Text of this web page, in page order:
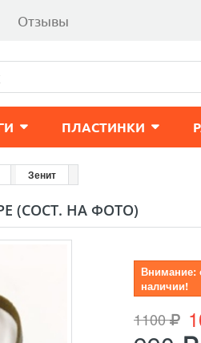
Отзывы
ПЛАСТИНКИ
Зенит
(СОСТ. НА ФОТО)
Внимание:
наличии!
1100